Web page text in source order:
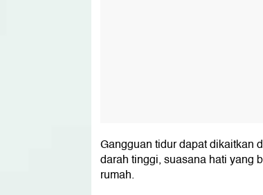
Gangguan tidur dapat dikaitkan
darah tinggi, suasana hati yang
rumah.